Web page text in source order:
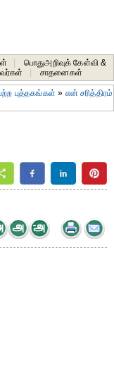
பொதுஅறிவுக் கேள்வி &
சாதனைகள்‎
புத்தகங்கள் » என் சரித்திரம்